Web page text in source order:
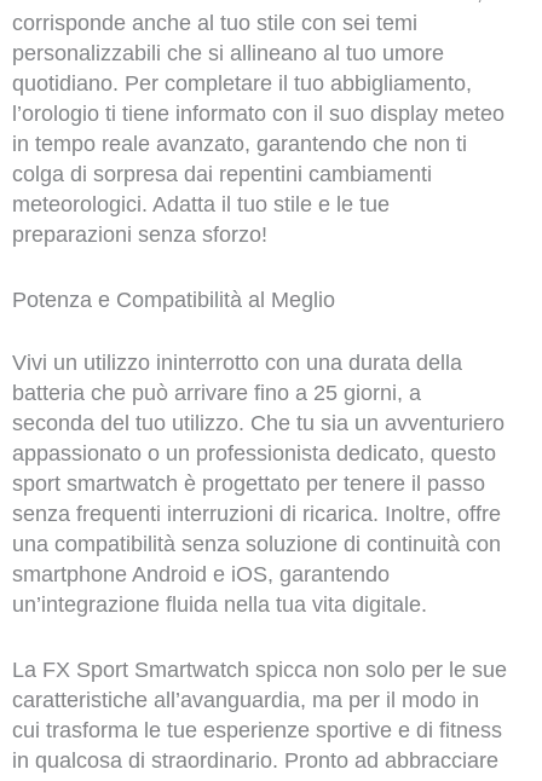
corrisponde anche al tuo stile con sei temi
personalizzabili che si allineano al tuo umore
quotidiano. Per completare il tuo abbigliamento,
l’orologio ti tiene informato con il suo display meteo
in tempo reale avanzato, garantendo che non ti
colga di sorpresa dai repentini cambiamenti
meteorologici. Adatta il tuo stile e le tue
preparazioni senza sforzo!
Potenza e Compatibilità al Meglio
Vivi un utilizzo ininterrotto con una durata della
batteria che può arrivare fino a 25 giorni, a
seconda del tuo utilizzo. Che tu sia un avventuriero
appassionato o un professionista dedicato, questo
sport smartwatch è progettato per tenere il passo
senza frequenti interruzioni di ricarica. Inoltre, offre
una compatibilità senza soluzione di continuità con
smartphone Android e iOS, garantendo
un’integrazione fluida nella tua vita digitale.
La FX Sport Smartwatch spicca non solo per le sue
caratteristiche all’avanguardia, ma per il modo in
cui trasforma le tue esperienze sportive e di fitness
in qualcosa di straordinario. Pronto ad abbracciare